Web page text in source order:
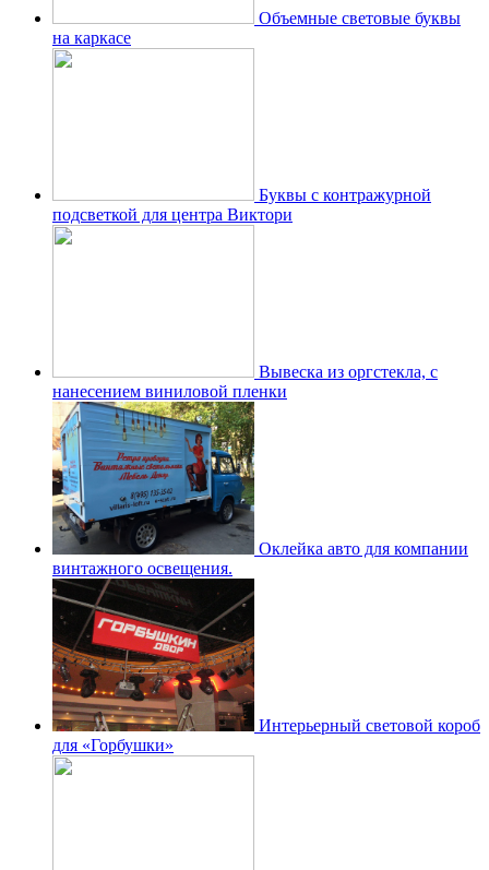
Объемные световые буквы
на каркасе
Буквы с контражурной
подсветкой для центра Виктори
Вывеска из оргстекла, с
нанесением виниловой пленки
Оклейка авто для компании
винтажного освещения.
Интерьерный световой короб
для «Горбушки»